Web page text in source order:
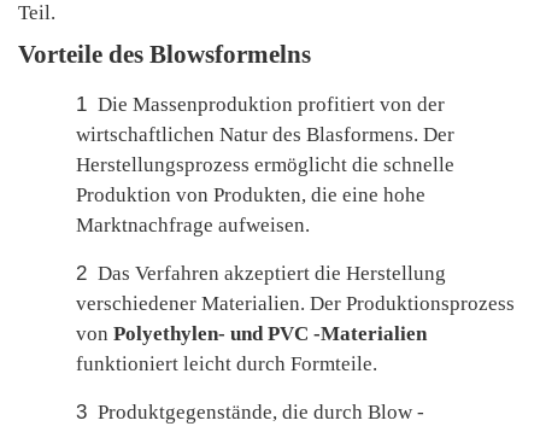
Teil.
Vorteile des Blowsformelns
1 Die Massenproduktion profitiert von der
wirtschaftlichen Natur des Blasformens. Der
Herstellungsprozess ermöglicht die schnelle
Produktion von Produkten, die eine hohe
Marktnachfrage aufweisen.
2 Das Verfahren akzeptiert die Herstellung
verschiedener Materialien. Der Produktionsprozess
von Polyethylen- und PVC -Materialien
funktioniert leicht durch Formteile.
3 Produktgegenstände, die durch Blow -